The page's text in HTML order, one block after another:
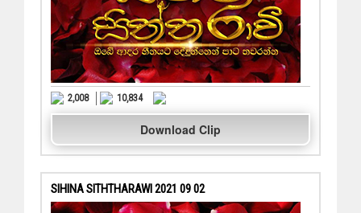
2,008 10,834
Download Clip
SIHINA SITHTHARAWI 2021 09 02